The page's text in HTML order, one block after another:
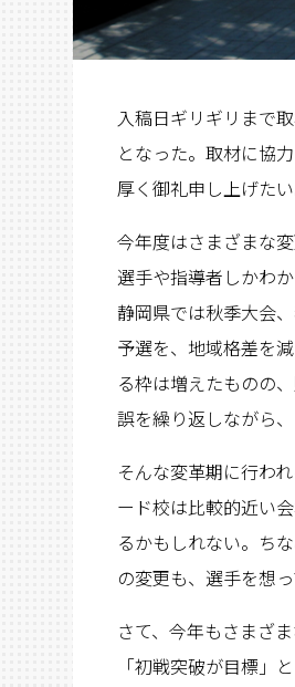
入稿日ギリギリまで
となった。取材に協
厚く御礼申し上げたい
今年度はさまざまな
選手や指導者しかわ
静岡県では秋季大会
予選を、地域格差を
る枠は増えたものの
誤を繰り返しながら
そんな変革期に行わ
ード校は比較的近い
るかもしれない。ち
の変更も、選手を想
さて、今年もさまざ
「初戦突破が目標」